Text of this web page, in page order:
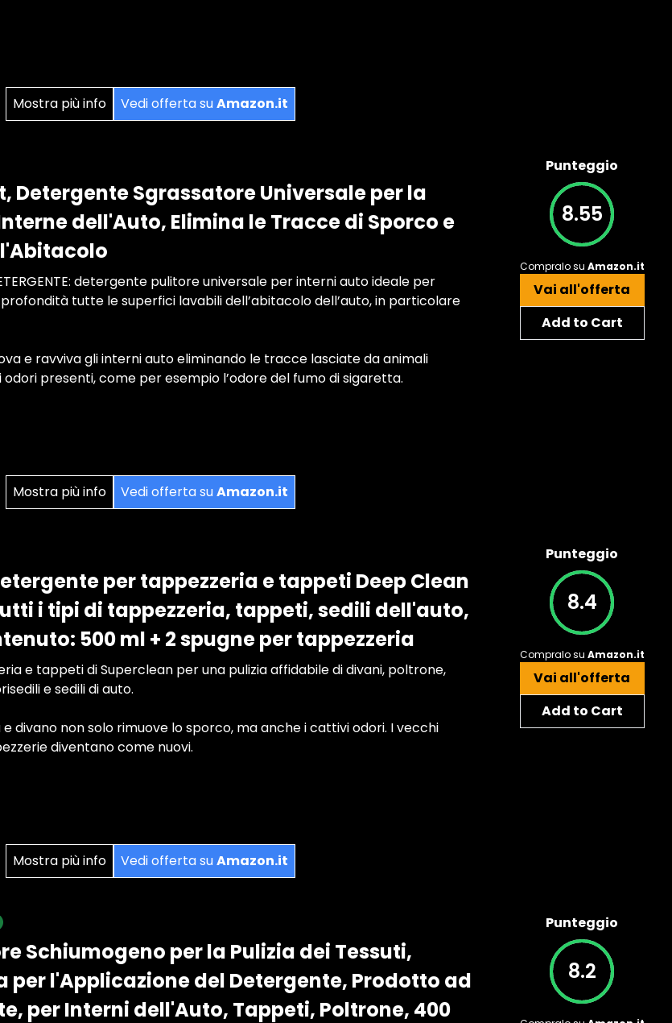
Mostra più info Vedi offerta suAmazon.it
Detergente Sgrassatore Universale per la
dell'Auto, Elimina le Tracce di Sporco e
detergente pulitore universale per interni auto ideale per
tutte le superfici lavabili dell’abitacolo dell’auto, in particolare
e ravviva gli interni auto eliminando le tracce lasciate da animali
presenti, come per esempio l’odore del fumo di sigaretta.
Mostra più info Vedi offerta suAmazon.it
Punteggio
8.55
Compralo su Amazon.it
Vai all'offerta
Add to Cart
Detergente per tappezzeria e tappeti Deep Clean
i tipi di tappezzeria, tappeti, sedili dell'auto,
500 ml + 2 spugne per tappezzeria
e tappeti di Superclean per una pulizia affidabile di divani, poltrone,
e sedili di auto.
divano non solo rimuove lo sporco, ma anche i cattivi odori. I vecchi
diventano come nuovi.
Mostra più info Vedi offerta suAmazon.it
Punteggio
8.4
Compralo su Amazon.it
Vai all'offerta
Add to Cart
Schiumogeno per la Pulizia dei Tessuti,
per l'Applicazione del Detergente, Prodotto ad
per Interni dell'Auto, Tappeti, Poltrone, 400
Punteggio
8.2